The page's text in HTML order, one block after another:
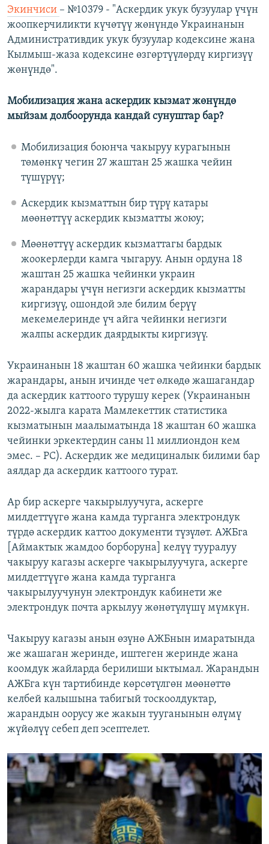
Экинчиси – №10379 - "Аскердик укук бузуулар үчүн
жоопкерчиликти күчөтүү жөнүндө Украинанын
Административдик укук бузуулар кодексине жана
Кылмыш-жаза кодексине өзгөртүүлөрдү киргизүү
жөнүндө".
Мобилизация жана аскердик кызмат жөнүндө
мыйзам долбоорунда кандай сунуштар бар?
Мобилизация боюнча чакыруу курагынын
төмөнкү чегин 27 жаштан 25 жашка чейин
түшүрүү;
Аскердик кызматтын бир түрү катары
мөөнөттүү аскердик кызматты жоюу;
Мөөнөттүү аскердик кызматтагы бардык
жоокерлерди камга чыгаруу. Анын ордуна 18
жаштан 25 жашка чейинки украин
жарандары үчүн негизги аскердик кызматты
киргизүү, ошондой эле билим берүү
мекемелеринде үч айга чейинки негизги
жалпы аскердик даярдыкты киргизүү.
Украинанын 18 жаштан 60 жашка чейинки бардык
жарандары, анын ичинде чет өлкөдө жашагандар
да аскердик каттоого турушу керек (Украинанын
2022-жылга карата Мамлекеттик статистика
кызматынын маалыматында 18 жаштан 60 жашка
чейинки эркектердин саны 11 миллиондон кем
эмес. – РС). Аскердик же медициналык билими бар
аялдар да аскердик каттоого турат.
Ар бир аскерге чакырылуучуга, аскерге
милдеттүүгө жана камда турганга электрондук
түрдө аскердик каттоо документи түзүлөт. АЖБга
[Аймактык жамдоо борборуна] келүү тууралуу
чакыруу кагазы аскерге чакырылуучуга, аскерге
милдеттүүгө жана камда турганга
чакырылуучунун электрондук кабинети же
электрондук почта аркылуу жөнөтүлүшү мүмкүн.
Чакыруу кагазы анын өзүнө АЖБнын имаратында
же жашаган жеринде, иштеген жеринде жана
коомдук жайларда берилиши ыктымал. Жарандын
АЖБга күн тартибинде көрсөтүлгөн мөөнөттө
келбей калышына табигый тоскоолдуктар,
жарандын оорусу же жакын тууганынын өлүмү
жүйөлүү себеп деп эсептелет.